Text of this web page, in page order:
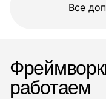
Все
работаем